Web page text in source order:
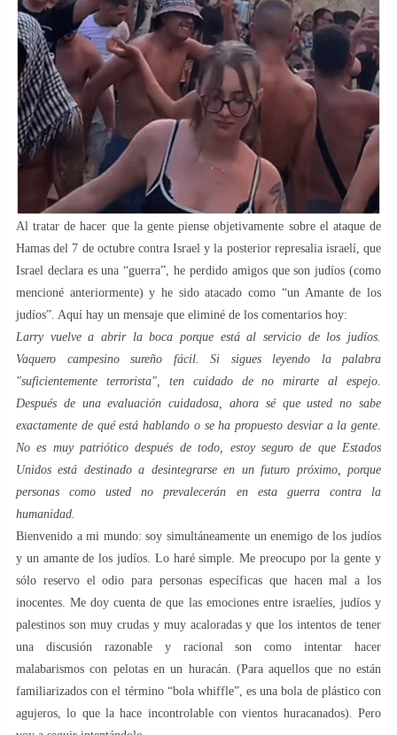
Al tratar de hacer que la gente piense objetivamente sobre el ataque de
Hamas del 7 de octubre contra Israel y la posterior represalia israelí, que
Israel declara es una “guerra”, he perdido amigos que son judíos (como
mencioné anteriormente) y he sido atacado como “un Amante de los
judíos”. Aquí hay un mensaje que eliminé de los comentarios hoy:
Larry vuelve a abrir la boca porque está al servicio de los judíos.
Vaquero campesino sureño fácil. Si sigues leyendo la palabra
"suficientemente terrorista", ten cuidado de no mirarte al espejo.
Después de una evaluación cuidadosa, ahora sé que usted no sabe
exactamente de qué está hablando o se ha propuesto desviar a la gente.
No es muy patriótico después de todo, estoy seguro de que Estados
Unidos está destinado a desintegrarse en un futuro próximo, porque
personas como usted no prevalecerán en esta guerra contra la
humanidad.
Bienvenido a mi mundo: soy simultáneamente un enemigo de los judíos
y un amante de los judíos. Lo haré simple. Me preocupo por la gente y
sólo reservo el odio para personas específicas que hacen mal a los
inocentes. Me doy cuenta de que las emociones entre israelíes, judíos y
palestinos son muy crudas y muy acaloradas y que los intentos de tener
una discusión razonable y racional son como intentar hacer
malabarismos con pelotas en un huracán. (Para aquellos que no están
familiarizados con el término “bola whiffle”, es una bola de plástico con
agujeros, lo que la hace incontrolable con vientos huracanados). Pero